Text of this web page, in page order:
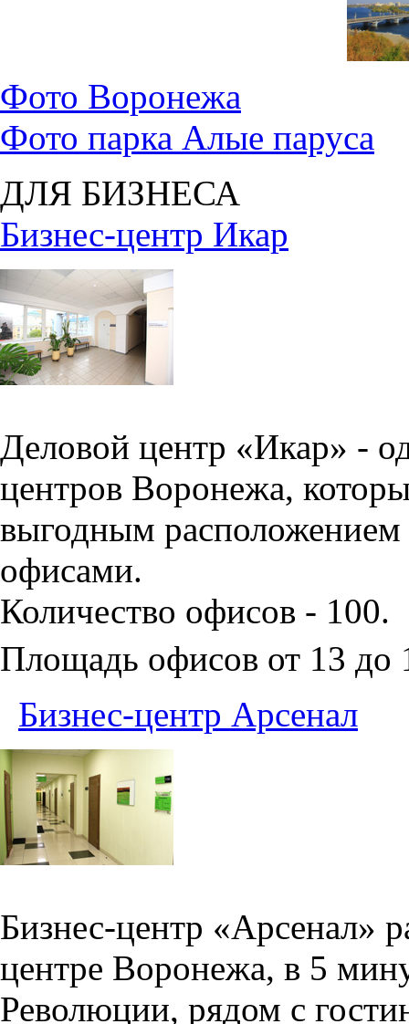
Фото Воронежа
Фото парка Алые паруса
ДЛЯ БИЗНЕСА
Бизнес-центр Икар
Деловой центр «Икар» -
центров Воронежа,
выгодным
офисами.
Количество офисов - 100.
Площадь офисов от 13 до
Бизнес-центр Арсенал
Бизнес-центр «Арсенал»
центре Воронежа, в 5
Революции, рядом с